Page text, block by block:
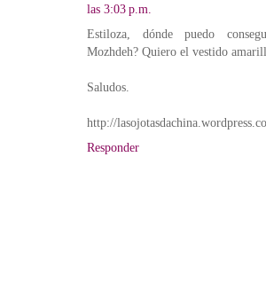
las 3:03 p.m.
Estiloza, dónde puedo
Mozhdeh? Quiero el vestido
Saludos.
http://
Responder